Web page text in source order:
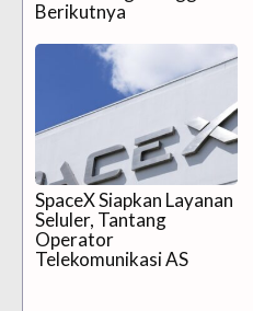
Berikutnya
SpaceX Siapkan Layanan
Seluler, Tantang
Operator
Telekomunikasi AS